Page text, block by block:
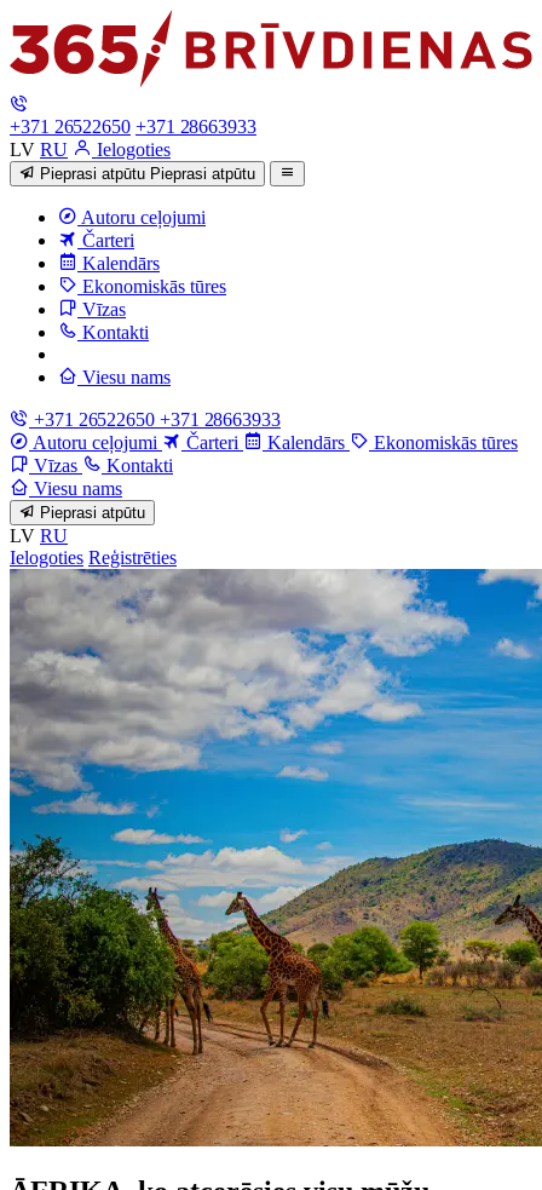
+371 26522650 +371 28663933
LV RU Ielogoties
Pieprasi atpūtu Pieprasi atpūtu
Autoru ceļojumi
Čarteri
Kalendārs
Ekonomiskās tūres
Vīzas
Kontakti
Viesu nams
+371 26522650 +371 28663933
Autoru ceļojumi
Čarteri Kalendārs
Ekonomiskās tūres
Vīzas
Kontakti
Viesu nams
Pieprasi atpūtu
LV RU
Ielogoties Reģistrēties